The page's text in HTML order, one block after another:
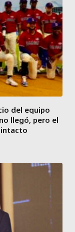
del equipo
llegó, pero el